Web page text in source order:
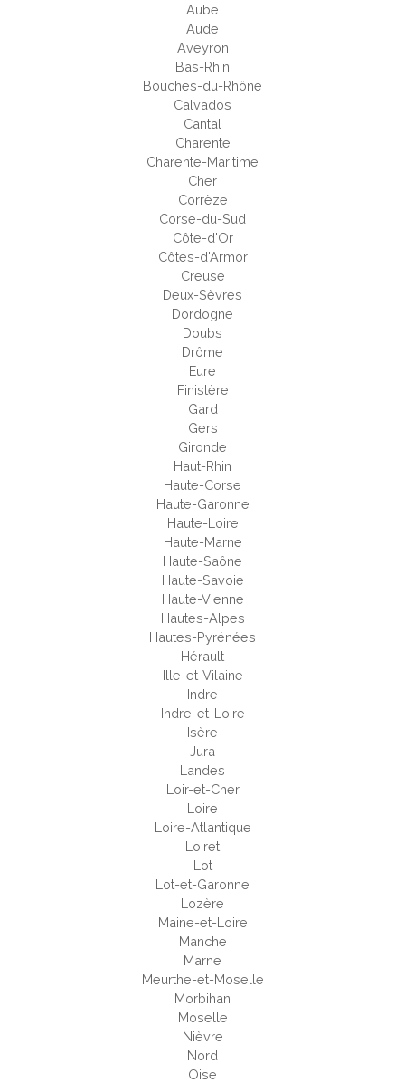
Aube
Aude
Aveyron
Bas-Rhin
Bouches-du-Rhône
Calvados
Cantal
Charente
Charente-Maritime
Cher
Corrèze
Corse-du-Sud
Côte-d'Or
Côtes-d'Armor
Creuse
Deux-Sèvres
Dordogne
Doubs
Drôme
Eure
Finistère
Gard
Gers
Gironde
Haut-Rhin
Haute-Corse
Haute-Garonne
Haute-Loire
Haute-Marne
Haute-Saône
Haute-Savoie
Haute-Vienne
Hautes-Alpes
Hautes-Pyrénées
Hérault
Ille-et-Vilaine
Indre
Indre-et-Loire
Isère
Jura
Landes
Loir-et-Cher
Loire
Loire-Atlantique
Loiret
Lot
Lot-et-Garonne
Lozère
Maine-et-Loire
Manche
Marne
Meurthe-et-Moselle
Morbihan
Moselle
Nièvre
Nord
Oise